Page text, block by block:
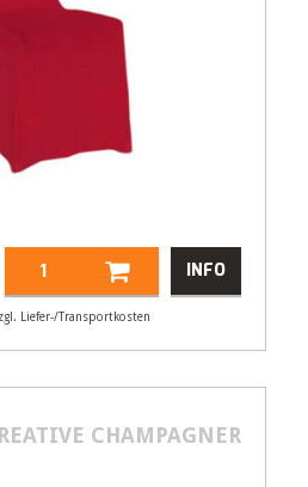
21560
INFO
Liefer-/Transportkosten
CHAMPAGNER